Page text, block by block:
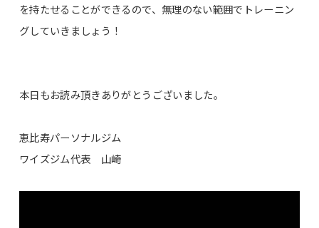
を持たせることができるので、無理のない範囲でトレーニン
グしていきましょう！
本日もお読み頂きありがとうございました。
恵比寿パーソナルジム
ワイズジム代表 山崎